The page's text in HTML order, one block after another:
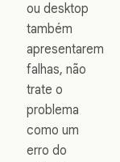
ou desktop
também
apresentarem
falhas, não
trate o
problema
como um
erro do